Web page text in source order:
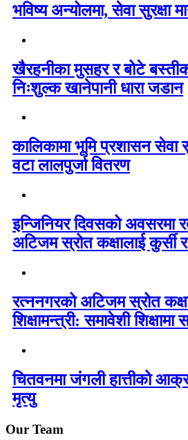
भविष्य अन्योलमा, सेवा सुरक्षा
खैरहनीका मुसहर र बोटे
निःशुल्क खानेपानी धारा जडान
कालिकामा भूमि प्रशासन सेवा
वटा लालपुर्जा वितरण
इन्जिनियर दिवसको अवसरमा
अटिजम स्रोत कक्षालाई कुर्सी
रत्ननगरको अटिजम स्रोत
शिक्षामन्त्री: समावेशी
चितवनमा जंगली हात्तीको
मृत्यु
Our Team